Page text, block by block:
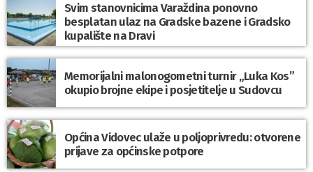
Svim stanovnicima Varaždina ponovno
besplatan ulaz na Gradske bazene i Gradsko
kupalište na Dravi
Memorijalni malonogometni turnir „Luka Kos”
okupio brojne ekipe i posjetitelje u Sudovcu
Općina Vidovec ulaže u poljoprivredu: otvorene
prijave za općinske potpore